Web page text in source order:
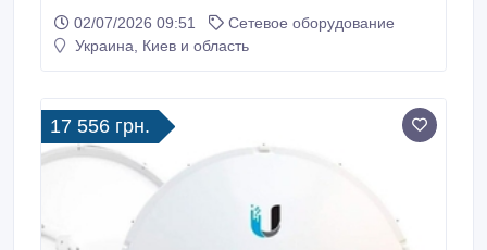
характеристики точки доступа Ubiquiti UniFi E7:
пропускная способность до 11, 5 Гбит/с в диапазоне
порт 10 GbE для сверхбыстрого подключения,
анализ спектра в реальном времени,
автоматизированная координация частот (AFC) в
диапазоне 6 ГГц, поддержка WPA3, полная
интеграция с UniFi Network и поддерживает более
1000 клиентов одновременно.
02/07/2026 09:51
Сетевое оборудование
Украина, Киев и область
17 556 грн.